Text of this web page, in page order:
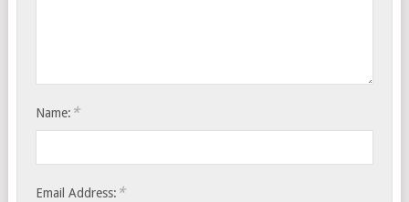
Name: *
Email Address: *